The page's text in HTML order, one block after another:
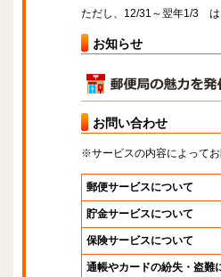
ただし、12/31～翌年1/3 は
お知らせ
お問い合わせ
※サービスの内容によって
郵便サービスについて
貯金サービスについて
保険サービスについて
通帳やカードの紛失・盗難